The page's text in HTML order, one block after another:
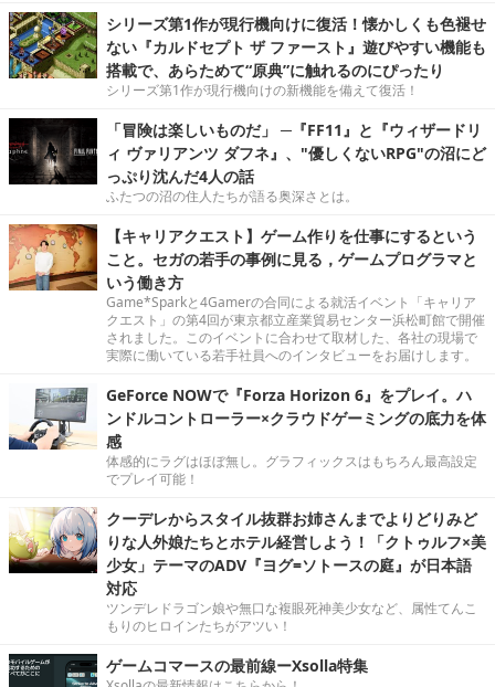
シリーズ第1作が現行機向けに復活！懐かしくも色褪せ
ない『カルドセプト ザ ファースト』遊びやすい機能も
搭載で、あらためて“原典”に触れるのにぴったり
シリーズ第1作が現行機向けの新機能を備えて復活！
「冒険は楽しいものだ」 ─『FF11』と『ウィザードリ
ィ ヴァリアンツ ダフネ』、"優しくないRPG"の沼にど
っぷり沈んだ4人の話
ふたつの沼の住人たちが語る奥深さとは。
【キャリアクエスト】ゲーム作りを仕事にするという
こと。セガの若手の事例に見る，ゲームプログラマと
いう働き方
Game*Sparkと4Gamerの合同による就活イベント「キャリア
クエスト」の第4回が東京都立産業貿易センター浜松町館で開催
されました。このイベントに合わせて取材した、各社の現場で
実際に働いている若手社員へのインタビューをお届けします。
GeForce NOWで『Forza Horizon 6』をプレイ。ハ
ンドルコントローラー×クラウドゲーミングの底力を体
感
体感的にラグはほぼ無し。グラフィックスはもちろん最高設定
でプレイ可能！
クーデレからスタイル抜群お姉さんまでよりどりみど
りな人外娘たちとホテル経営しよう！「クトゥルフ×美
少女」テーマのADV『ヨグ=ソトースの庭』が日本語
対応
ツンデレドラゴン娘や無口な複眼死神美少女など、属性てんこ
もりのヒロインたちがアツい！
ゲームコマースの最前線ーXsolla特集